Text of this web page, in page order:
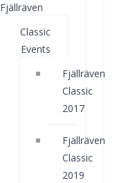
Fjällräven
Classic
Events
Fjällräven
Classic
2017
Fjällräven
Classic
2019